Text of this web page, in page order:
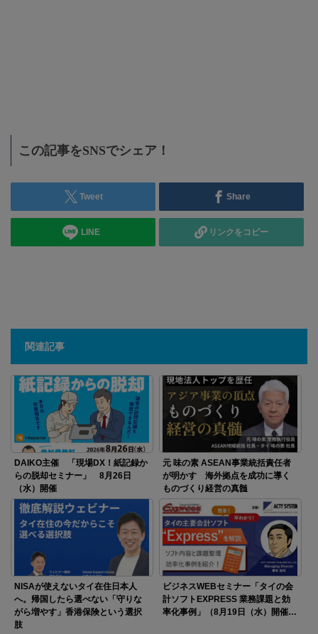
この記事をSNSでシェア！
Tweet Share
LINE リンクをコピー
関連記事
DAIKO主催 「現場DX！紙記録か
らの脱却セミナー」 8月26日
（水）開催
元 味の素 ASEAN事業統括責任者
が明かす 海外拠点を成功に導く
ものづくり経営の真髄
NISAが使えないタイ在住日本人
へ。帰国したら選べない「守りな
がら増やす」香港保険という選択
肢
ビジネスWEBセミナー「タイの会
計ソフトEXPRESS 業務課題と効
率化事例」（8月19日（水）開催…